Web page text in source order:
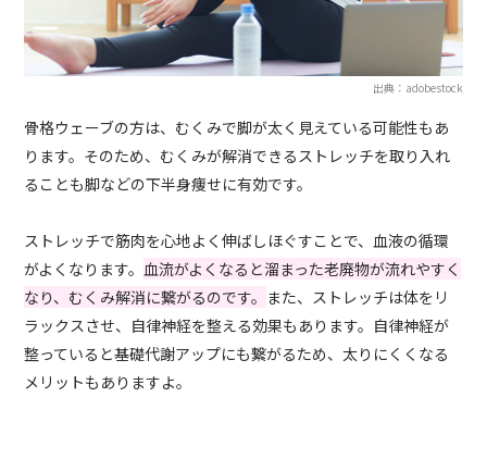
出典：adobestock
骨格ウェーブの方は、むくみで脚が太く見えている可能性もあ
ります。そのため、むくみが解消できるストレッチを取り入れ
ることも脚などの下半身痩せに有効です。
ストレッチで筋肉を心地よく伸ばしほぐすことで、血液の循環
がよくなります。血流がよくなると溜まった老廃物が流れやすく
なり、むくみ解消に繋がるのです。 また、ストレッチは体をリ
ラックスさせ、自律神経を整える効果もあります。自律神経が
整っていると基礎代謝アップにも繋がるため、太りにくくなる
メリットもありますよ。